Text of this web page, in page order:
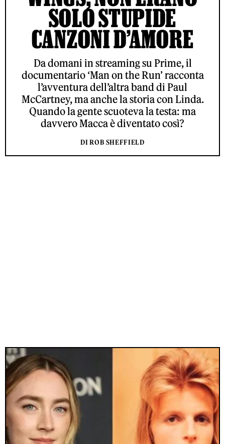
SOLO STUPIDE
CANZONI D’AMORE
Da domani in streaming su Prime, il
documentario ‘Man on the Run’ racconta
l’avventura dell’altra band di Paul
McCartney, ma anche la storia con Linda.
Quando la gente scuoteva la testa: ma
davvero Macca è diventato così?
DI ROB SHEFFIELD